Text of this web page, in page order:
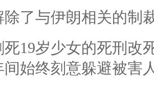
除了与伊朗相关的制
死19岁少女的死刑改
间始终刻意躲避被害